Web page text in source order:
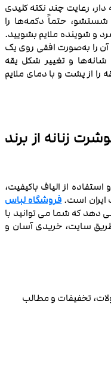
رعایت چند نکته کلیدی
حتماً دکمه‌ها را
و شوینده ملایم بشویید.
آن را به‌صورت افقی روی یک
و تغییر شکل یقه
را از پشت و با دمای ملایم
زنانه از برند
از الیاف باکیفیت،
ایران است.فروشگاه لباس
می دهد که شما می توانید با
سایت، خریدی آسان و
تخفیفات و مطالب